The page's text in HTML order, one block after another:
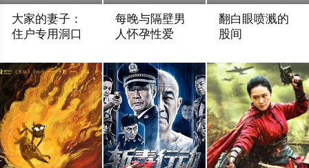
大家的妻子：
住户专用洞口
每晚与隔壁男
人怀孕性爱
翻白眼喷溅的
股间